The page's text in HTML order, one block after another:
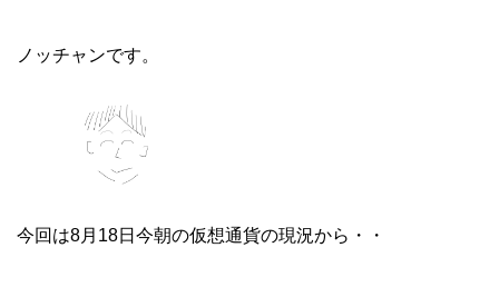
ノッチャンです。
今回は8月18日今朝の仮想通貨の現況から・・